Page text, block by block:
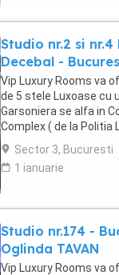
Studio nr.2 si
Decebal -
Vip Luxury Rooms va
de 5 stele Luxoase cu
Garsoniera se alfa in
Complex ( de la Politia
suprafata de 35mp ...
Sector 3, Bucuresti
1 ianuarie
Studio nr.174 -
Oglinda TAVAN
Vip Luxury Rooms va